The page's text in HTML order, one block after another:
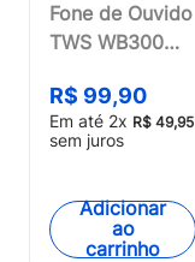
Fone de Ouvido
TWS WB300
PH437
R$ 99,90
Em até 2x R$ 49,95
sem juros
Adicionar
ao
carrinho